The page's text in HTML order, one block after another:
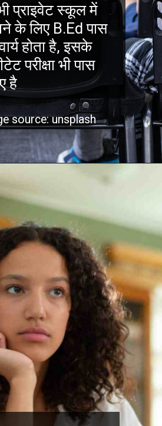
प्राइवेट स्कूल में
के लिए B.Ed पास
होता है, इसके
परीक्षा भी पास
है
source: unsplash